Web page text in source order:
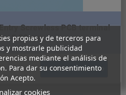
Screwless PCB terminal
- 5.00 mm
Solicitar presupuesto
propias y de terceros para
y mostrarle publicidad
mediante el análisis de
Para dar su consentimiento
Acepto.
cookies